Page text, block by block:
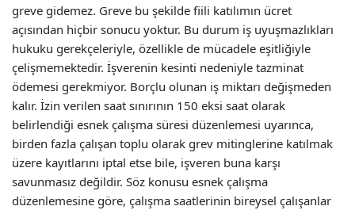
greve gidemez. Greve bu şekilde fiili katılımın ücret
açısından hiçbir sonucu yoktur. Bu durum iş uyuşmazlıkları
hukuku gerekçeleriyle, özellikle de mücadele eşitliğiyle
çelişmemektedir. İşverenin kesinti nedeniyle tazminat
ödemesi gerekmiyor. Borçlu olunan iş miktarı değişmeden
kalır. İzin verilen saat sınırının 150 eksi saat olarak
belirlendiği esnek çalışma süresi düzenlemesi uyarınca,
birden fazla çalışan toplu olarak grev mitinglerine katılmak
üzere kayıtlarını iptal etse bile, işveren buna karşı
savunmasız değildir. Söz konusu esnek çalışma
düzenlemesine göre, çalışma saatlerinin bireysel çalışanlar